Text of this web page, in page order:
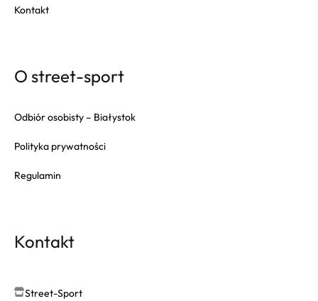
Kontakt
O street-sport
Odbiór osobisty – Białystok
Polityka prywatności
Regulamin
Kontakt
Street-Sport